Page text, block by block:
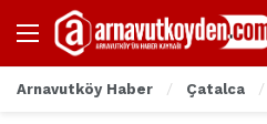
Arnavutköy Haber Çatalca